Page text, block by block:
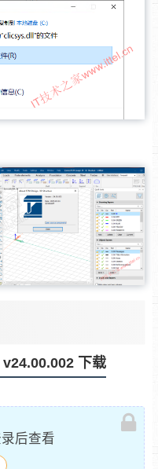
下载
后查看